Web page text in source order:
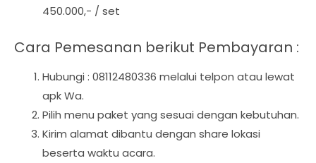
450.000,- / set
Cara Pemesanan berikut Pembayaran :
Hubungi : 08112480336 melalui telpon atau lewat
apk Wa.
Pilih menu paket yang sesuai dengan kebutuhan.
Kirim alamat dibantu dengan share lokasi
beserta waktu acara.